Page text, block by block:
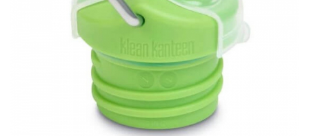
Jucarii pentru dentitie
CHARLIE BANANA
Sac de dormit cu piciorușe
Sac de dormit pentru tranziție